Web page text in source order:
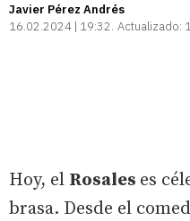
Javier Pérez Andrés
16.02.2024 | 19:32 Actualizado:
Hoy, el Rosales es
brasa. Desde el